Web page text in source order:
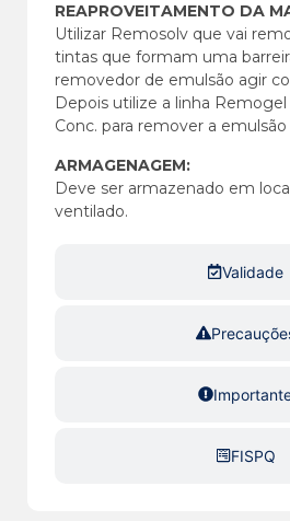
Validade
FISPQ
REAPROVEITAMENTO DA
Utilizar Remosolv que vai
tintas que formam uma
removedor de emulsão agir
Depois utilize a linha Remogel
Conc. para remover a emulsão
ARMAGENAGEM:
Deve ser armazenado em
ventilado.